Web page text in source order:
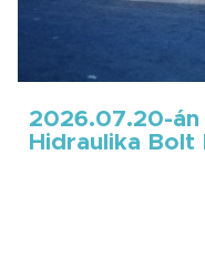
2026.07.20-án
Hidraulika Bolt